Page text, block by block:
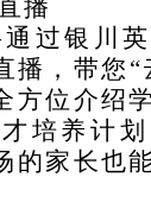
播
过银川
播，带您 “
方位介绍
培养计
的家长也